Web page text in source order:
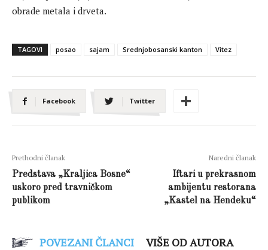
obrade metala i drveta.
TAGOVI posao sajam Srednjobosanski kanton Vitez
Facebook Twitter
Prethodni članak
Predstava „Kraljica Bosne“
uskoro pred travničkom
publikom
Naredni članak
Iftari u prekrasnom
ambijentu restorana
„Kastel na Hendeku“
POVEZANI ČLANCI VIŠE OD AUTORA